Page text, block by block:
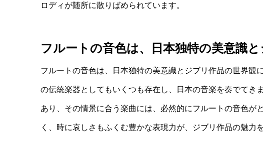
ロディが随所に散りばめられています。
フルートの音色は、日本独特の美意識
フルートの音色は、日本独特の美意識とジブリ作品の世界観
の伝統楽器としてもいくつも存在し、日本の音楽を奏でてき
あり、その情景に合う楽曲には、必然的にフルートの音色が
く、時に哀しさもふくむ豊かな表現力が、ジブリ作品の魅力